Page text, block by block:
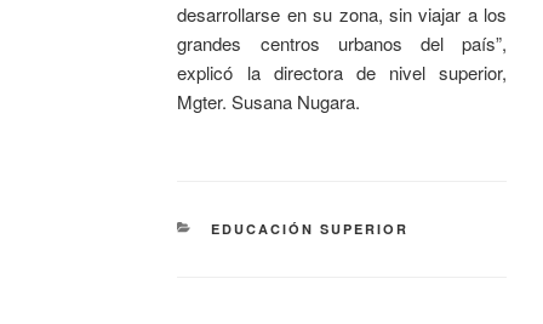
desarrollarse en su zona, sin viajar a los
grandes centros urbanos del país”,
explicó la directora de nivel superior,
Mgter. Susana Nugara.
EDUCACIÓN SUPERIOR